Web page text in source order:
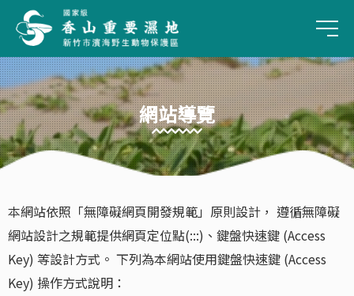
手
網站導覽
:::
本網站依照「無障礙網頁開發規範」原則設計， 遵循無障礙
網站設計之規範提供網頁定位點(:::)、鍵盤快速鍵 (Access
Key) 等設計方式。 下列為本網站使用鍵盤快速鍵 (Access
Key) 操作方式說明：